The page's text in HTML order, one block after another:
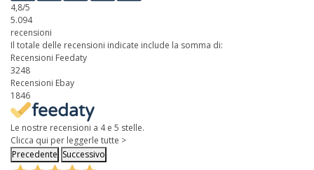
4,8/5
5.094
recensioni
Il totale delle recensioni indicate include la somma di:
Recensioni Feedaty
3248
Recensioni Ebay
1846
Le nostre recensioni a 4 e 5 stelle.
Clicca qui per leggerle tutte >
Precedente Successivo